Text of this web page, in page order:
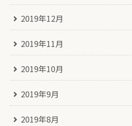
2019年12月
2019年11月
2019年10月
2019年9月
2019年8月